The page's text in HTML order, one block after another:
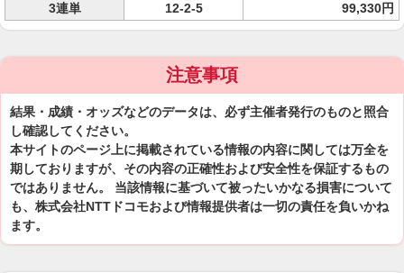
3連単
12-2-5 99,330円
注意事項
結果・成績・オッズなどのデータは、必ず主催者発行のものと照合
し確認してください。
本サイトのページ上に掲載されている情報の内容に関しては万全を
期しておりますが、その内容の正確性および安全性を保証するもの
ではありません。 当該情報に基づいて被ったいかなる損害について
も、株式会社NTTドコモおよび情報提供者は一切の責任を負いかね
ます。